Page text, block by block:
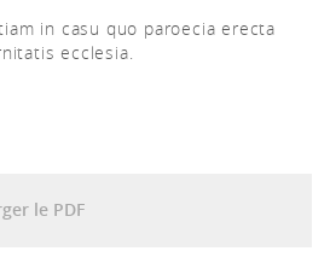
in casu quo paroecia erecta
ecclesia.
le PDF